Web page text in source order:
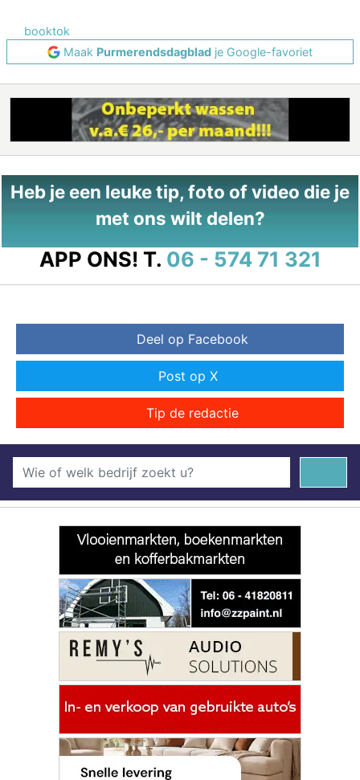
booktok
Maak Purmerendsdagblad je Google-favoriet
Heb je een leuke tip, foto of video die je
met ons wilt delen?
APP ONS! T. 06 - 574 71 321
Deel op Facebook
Post op X
Tip de redactie